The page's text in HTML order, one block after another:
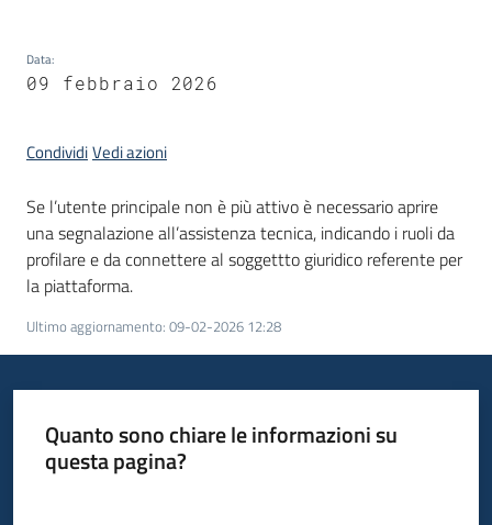
Comunicazione
e
Seguici
su
Data:
09 febbraio 2026
CondividiVedi azioni
Se l’utente principale non è più attivo è necessario aprire
una segnalazione all’assistenza tecnica, indicando i ruoli da
profilare e da connettere al soggettto giuridico referente per
la piattaforma.
Ultimo aggiornamento: 09-02-2026 12:28
Quanto sono chiare le informazioni su
questa pagina?